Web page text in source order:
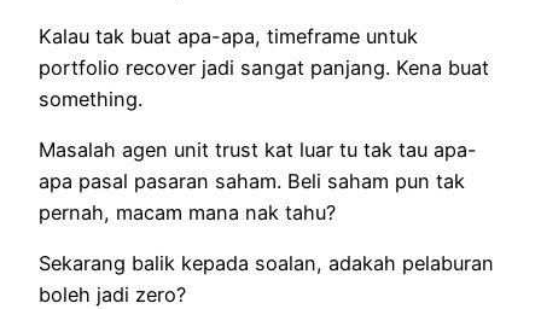
Kalau tak buat apa-apa, timeframe untuk
portfolio recover jadi sangat panjang. Kena buat
something.
Masalah agen unit trust kat luar tu tak tau apa-
apa pasal pasaran saham. Beli saham pun tak
pernah, macam mana nak tahu?
Sekarang balik kepada soalan, adakah pelaburan
boleh jadi zero?